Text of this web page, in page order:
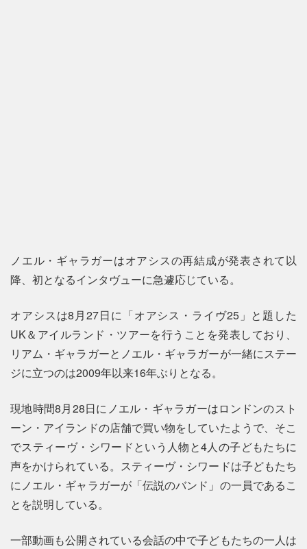
ノエル・ギャラガーはオアシスの再結成が発表されて以
降、初となるインタヴューに急遽応じている。
オアシスは8月27日に「オアシス・ライヴ25」と題した
UK＆アイルランド・ツアーを行うことを発表しており、
リアム・ギャラガーとノエル・ギャラガーが一緒にステー
ジに立つのは2009年以来16年ぶりとなる。
現地時間8月28日にノエル・ギャラガーはロンドンのスト
ーン・アイランドの店舗で買い物をしていたようで、そこ
でスティーヴ・シワードという人物と4人の子どもたちに
声をかけられている。スティーヴ・シワードは子どもたち
にノエル・ギャラガーが「伝説のバンド」の一員であるこ
とを説明している。
一部動画も公開されている会話の中で子どもたちの一人は